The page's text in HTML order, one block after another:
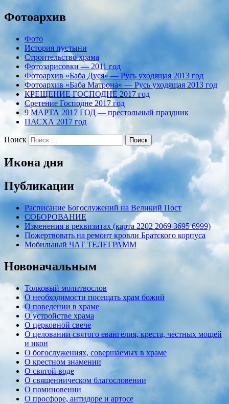
Фотоархив
Фото
История пустыни
Строительство храма
Фотозарисовки — 2011 год
Фотоархив «Баба Дуся» — Русь уходящая 2013 год
Фотоархив «Баба Матрона» — Русь уходящая 2013 год
КРЕЩЕНИЕ ГОСПОДНЕ 2017 год
Сретение Господне 2017 год
9 МАРТА 2017 ГОД — престольный праздник
ПАСХА 2017 год
Поиск
Икона дня
Публикации
Расписание Богослужений на Великий Пост
СОБОРОВАНИЕ
Изменения в реквизитах (карта 2202 2069 3695 6999)
Пожертвовать на ремонт кровли Братского корпуса
Мобильный ЧАТ ТЕЛЕГРАММ
Новоначальным
Толковый молитвослов
О необходимости посещать храм божий
О поведении в храме
О устройстве храма
О церковной свече
О целовании святого евангелия, креста, честных мощей
и икон
О богослужениях, совершаемых в храме
О крестном знамении
О святой воде
О священническом благословении
О поминовении
О просфоре, антидоре и артосе